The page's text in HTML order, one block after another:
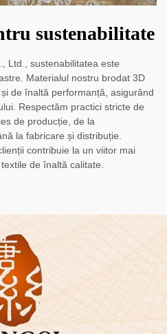
sustenabilitate
Ltd., sustenabilitatea este
Materialul nostru brodat 3D
de înaltă performanță, asigurând
Respectăm practici stricte de
de producție, de la
la fabricare și distribuție.
contribuie la un viitor mai
de înaltă calitate.